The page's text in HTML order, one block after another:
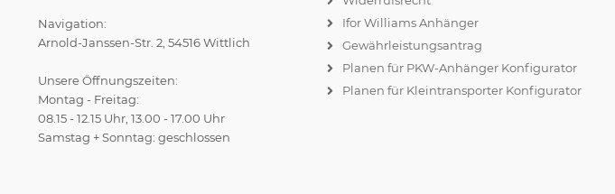
Navigation:
Arnold-Janssen-Str. 2, 54516 Wittlich
Unsere Öffnungszeiten:
Montag - Freitag:
08.15 - 12.15 Uhr, 13.00 - 17.00 Uhr
Samstag + Sonntag: geschlossen
Ifor Williams Anhänger
Gewährleistungsantrag
Planen für PKW-Anhänger Konfigurator
Planen für Kleintransporter Konfigurator